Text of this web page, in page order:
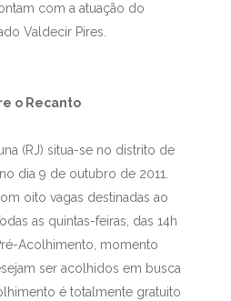
com a atuação do
Valdecir Pires.
o Recanto
(RJ) situa-se no distrito de
dia 9 de outubro de 2011.
oito vagas destinadas ao
as quintas-feiras, das 14h
Acolhimento, momento
ser acolhidos em busca
é totalmente gratuito